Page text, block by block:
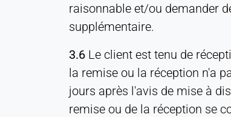
raisonnable et/ou demander
supplémentaire.
3.6 Le client est tenu de
la remise ou la réception n'a
jours après l'avis de mise à
remise ou de la réception se
_li_ses.#.expires,
snowplowOutQueue_#_post2,
Provider:
Leadinfo B.V.
Purpose:
Identification de l'entreprise (B2B)